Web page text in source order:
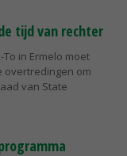
tijd van rechter
in Ermelo moet
overtredingen om
van State